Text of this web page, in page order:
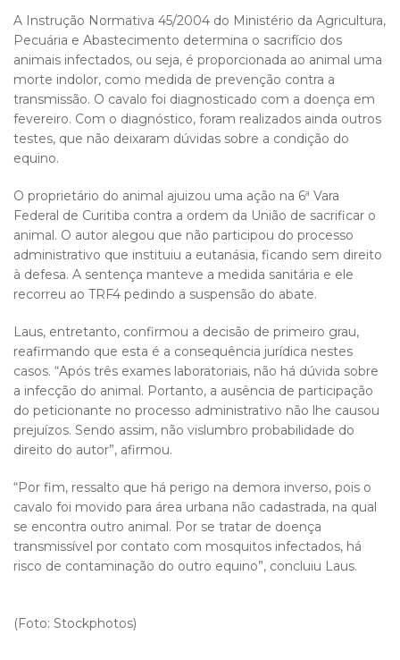
A Instrução Normativa 45/2004 do Ministério da Agricultura,
Pecuária e Abastecimento determina o sacrifício dos
animais infectados, ou seja, é proporcionada ao animal uma
morte indolor, como medida de prevenção contra a
transmissão. O cavalo foi diagnosticado com a doença em
fevereiro. Com o diagnóstico, foram realizados ainda outros
testes, que não deixaram dúvidas sobre a condição do
equino.
O proprietário do animal ajuizou uma ação na 6ª Vara
Federal de Curitiba contra a ordem da União de sacrificar o
animal. O autor alegou que não participou do processo
administrativo que instituiu a eutanásia, ficando sem direito
à defesa. A sentença manteve a medida sanitária e ele
recorreu ao TRF4 pedindo a suspensão do abate.
Laus, entretanto, confirmou a decisão de primeiro grau,
reafirmando que esta é a consequência jurídica nestes
casos. “Após três exames laboratoriais, não há dúvida sobre
a infecção do animal. Portanto, a ausência de participação
do peticionante no processo administrativo não lhe causou
prejuízos. Sendo assim, não vislumbro probabilidade do
direito do autor”, afirmou.
“Por fim, ressalto que há perigo na demora inverso, pois o
cavalo foi movido para área urbana não cadastrada, na qual
se encontra outro animal. Por se tratar de doença
transmissível por contato com mosquitos infectados, há
risco de contaminação do outro equino”, concluiu Laus.
(Foto: Stockphotos)